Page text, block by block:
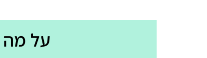
על מה